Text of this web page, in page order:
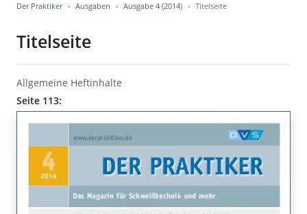
Der Praktiker Ausgaben Ausgabe 4 (2014) Titelseite
Titelseite
Allgemeine Heftinhalte
Seite 113: